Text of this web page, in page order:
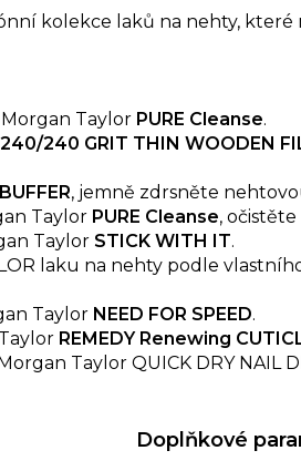
kolekce laků na nehty,
Taylor PURE Cleanse.
240/240 GRIT THIN WOODEN
, jemně zdrsněte
Taylor PURE Cleanse,
Taylor STICK WITH IT.
laku na nehty podle
Taylor NEED FOR SPEED.
REMEDY Renewing
Taylor QUICK DRY NAIL
Doplňkové